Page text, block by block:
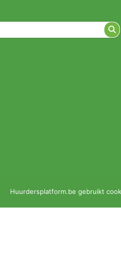
Huurdersplatform.be gebruikt